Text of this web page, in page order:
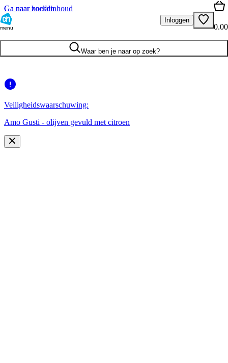
Ga naar hoofdinhoud
Ga naar zoeken
menu
Inloggen
0.00
Waar ben je naar op zoek?
Veiligheidswaarschuwing:
Amo Gusti - olijven gevuld met citroen